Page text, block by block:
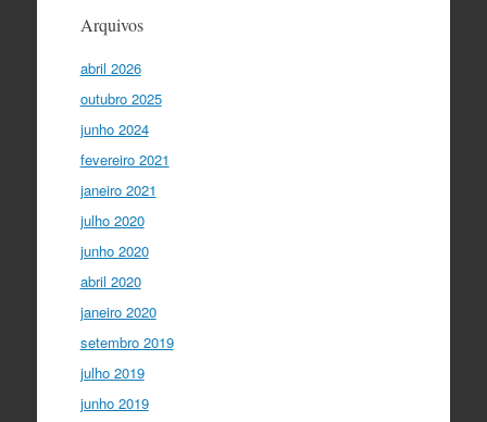
Arquivos
abril 2026
outubro 2025
junho 2024
fevereiro 2021
janeiro 2021
julho 2020
junho 2020
abril 2020
janeiro 2020
setembro 2019
julho 2019
junho 2019